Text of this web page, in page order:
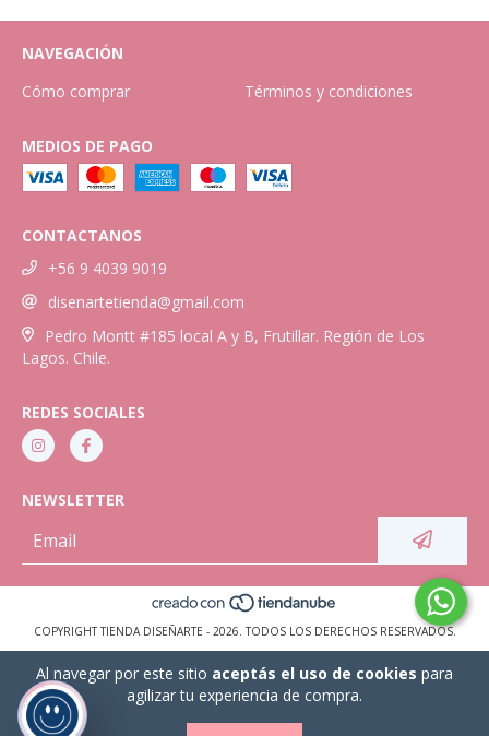
Al navegar por este sitio aceptás el uso de cookies para
agilizar tu experiencia de compra.
NAVEGACIÓN
Cómo comprar
Términos y condiciones
MEDIOS DE PAGO
CONTACTANOS
+56 9 4039 9019
disenartetienda@gmail.com
Pedro Montt #185 local A y B, Frutillar. Región de Los
Lagos. Chile.
REDES SOCIALES
NEWSLETTER
COPYRIGHT TIENDA DISEÑARTE - 2026. TODOS LOS DERECHOS RESERVADOS.